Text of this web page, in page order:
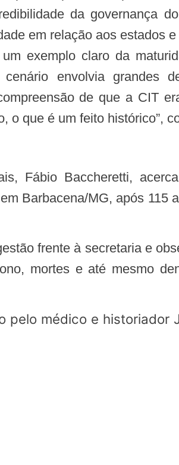
da governança
em relação aos estados
exemplo claro da
envolvia grandes
de que a CIT
o que é um feito histórico”,
Barbacena/MG, após 115
mortes e até mesmo
pelo médico e historiador